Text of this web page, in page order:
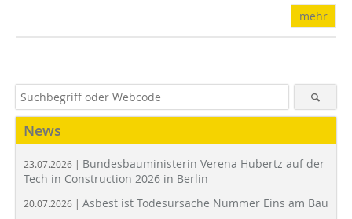
mehr
News
23.07.2026 | Bundesbauministerin Verena Hubertz auf der
Tech in Construction 2026 in Berlin
20.07.2026 | Asbest ist Todesursache Nummer Eins am Bau